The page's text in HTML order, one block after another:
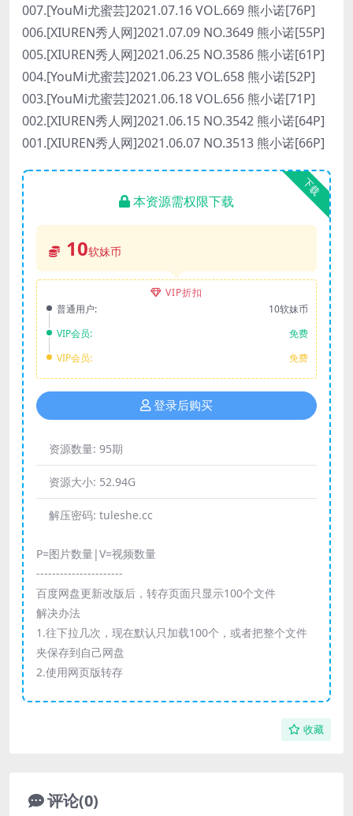
007.[YouMi尤蜜芸]2021.07.16 VOL.669 熊小诺[76P]
006.[XIUREN秀人网]2021.07.09 NO.3649 熊小诺[55P]
005.[XIUREN秀人网]2021.06.25 NO.3586 熊小诺[61P]
004.[YouMi尤蜜芸]2021.06.23 VOL.658 熊小诺[52P]
003.[YouMi尤蜜芸]2021.06.18 VOL.656 熊小诺[71P]
002.[XIUREN秀人网]2021.06.15 NO.3542 熊小诺[64P]
001.[XIUREN秀人网]2021.06.07 NO.3513 熊小诺[66P]
下载
本资源需权限下载
10软妹币
VIP折扣
普通用户:
10软妹币
VIP会员:
免费
VIP会员:
免费
登录后购买
资源数量: 95期
资源大小: 52.94G
解压密码: tuleshe.cc
P=图片数量|V=视频数量
----------------------
百度网盘更新改版后，转存页面只显示100个文件
解决办法
1.往下拉几次，现在默认只加载100个，或者把整个文件
夹保存到自己网盘
2.使用网页版转存
收藏
评论(0)